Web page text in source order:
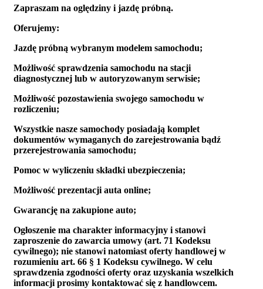
Zapraszam na oględziny i jazdę próbną.
Oferujemy:
Jazdę próbną wybranym modelem samochodu;
Możliwość sprawdzenia samochodu na stacji
diagnostycznej lub w autoryzowanym serwisie;
Możliwość pozostawienia swojego samochodu w
rozliczeniu;
Wszystkie nasze samochody posiadają komplet
dokumentów wymaganych do zarejestrowania bądź
przerejestrowania samochodu;
Pomoc w wyliczeniu składki ubezpieczenia;
Możliwość prezentacji auta online;
Gwarancję na zakupione auto;
Ogłoszenie ma charakter informacyjny i stanowi
zaproszenie do zawarcia umowy (art. 71 Kodeksu
cywilnego); nie stanowi natomiast oferty handlowej w
rozumieniu art. 66 § 1 Kodeksu cywilnego. W celu
sprawdzenia zgodności oferty oraz uzyskania wszelkich
informacji prosimy kontaktować się z handlowcem.